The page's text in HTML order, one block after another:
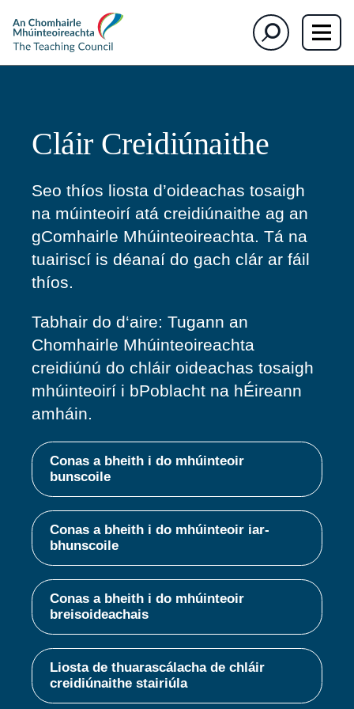
The
Teaching
Council
Cuardaigh
Cláir Creidiúnaithe
Seo thíos liosta d’oideachas tosaigh
na múinteoirí atá creidiúnaithe ag an
gComhairle Mhúinteoireachta. Tá na
tuairiscí is déanaí do gach clár ar fáil
thíos.
Tabhair do d‘aire: Tugann an
Chomhairle Mhúinteoireachta
creidiúnú do chláir oideachas tosaigh
mhúinteoirí i bPoblacht na hÉireann
amháin.
Conas a bheith i do mhúinteoir
bunscoile
Conas a bheith i do mhúinteoir iar-
bhunscoile
Conas a bheith i do mhúinteoir
breisoideachais
Liosta de thuarascálacha de chláir
creidiúnaithe stairiúla
section)